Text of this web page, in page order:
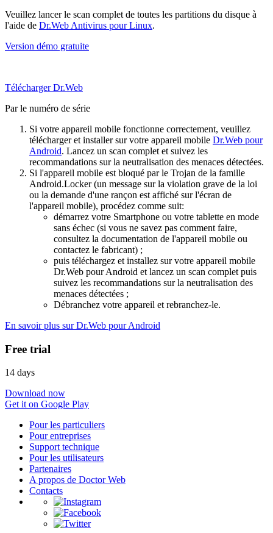
Veuillez lancer le scan complet de toutes les partitions du disque à
l'aide de Dr.Web Antivirus pour Linux.
Version démo gratuite
Télécharger Dr.Web
Par le numéro de série
Si votre appareil mobile fonctionne correctement, veuillez
télécharger et installer sur votre appareil mobile Dr.Web pour
Android. Lancez un scan complet et suivez les
recommandations sur la neutralisation des menaces détectées.
Si l'appareil mobile est bloqué par le Trojan de la famille
Android.Locker (un message sur la violation grave de la loi
ou la demande d'une rançon est affiché sur l'écran de
l'appareil mobile), procédez comme suit:
démarrez votre Smartphone ou votre tablette en mode
sans échec (si vous ne savez pas comment faire,
consultez la documentation de l'appareil mobile ou
contactez le fabricant) ;
puis téléchargez et installez sur votre appareil mobile
Dr.Web pour Android et lancez un scan complet puis
suivez les recommandations sur la neutralisation des
menaces détectées ;
Débranchez votre appareil et rebranchez-le.
En savoir plus sur Dr.Web pour Android
Free trial
14 days
Download now
Get it on Google Play
Pour les particuliers
Pour entreprises
Support technique
Pour les utilisateurs
Partenaires
A propos de Doctor Web
Contacts